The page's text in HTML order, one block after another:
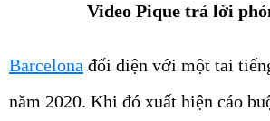
Video Pique trả lời
Barcelona đối diện với một tai
năm 2020. Khi đó xuất hiện cáo